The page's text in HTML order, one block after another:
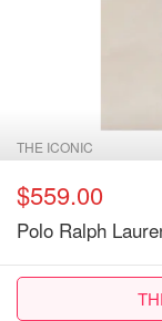
THE ICONIC
$559.00
Polo Ralph